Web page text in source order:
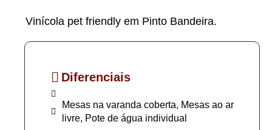
Vinícola pet friendly em Pinto Bandeira.
Diferenciais
Mesas na varanda coberta, Mesas ao ar
livre, Pote de água individual